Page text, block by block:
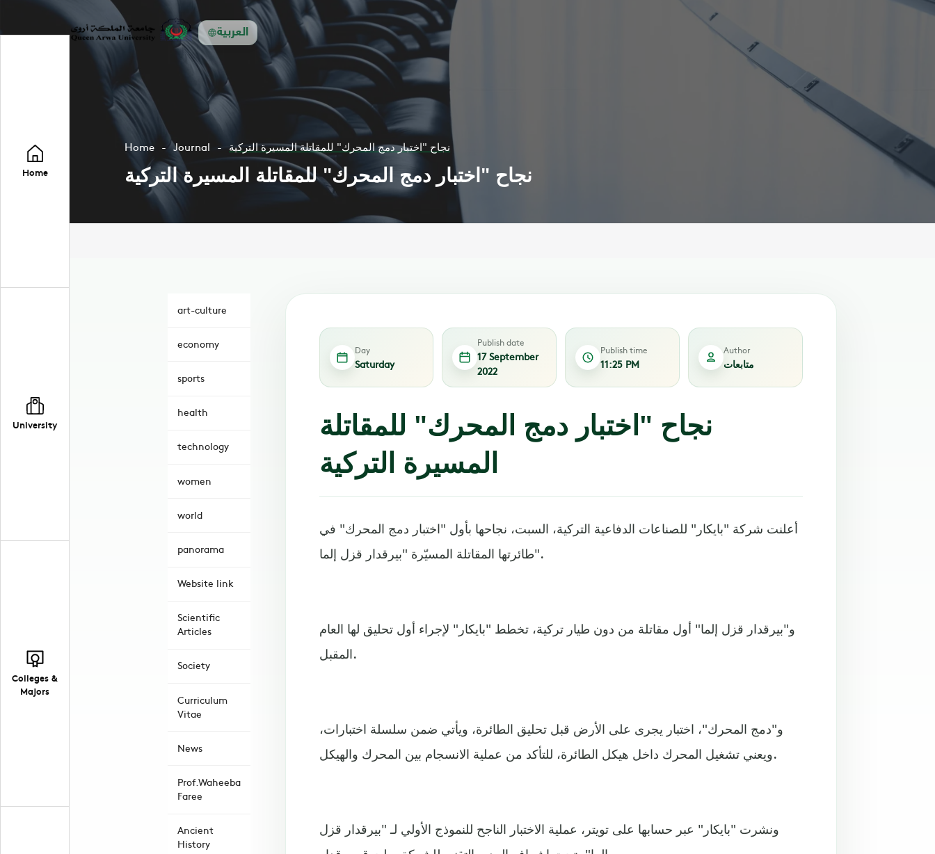
العربية
Home
University
Colleges &
Majors
Home Journal نجاح "اختبار دمج المحرك" للمقاتلة المسيرة التركية
نجاح "اختبار دمج المحرك" للمقاتلة المسيرة التركية
art-culture
economy
sports
health
technology
women
world
panorama
Website link
Scientific
Articles
Society
Curriculum
Vitae
News
Prof.Waheeba
Faree
Ancient
History
Day
Saturday
Publish date
17 September
2022
Publish time
11:25 PM
Author
متابعات
نجاح "اختبار دمج المحرك" للمقاتلة
المسيرة التركية
أعلنت شركة "بايكار" للصناعات الدفاعية التركية، السبت، نجاحها بأول "اختبار دمج المحرك" في
طائرتها المقاتلة المسيّرة "بيرقدار قزل إلما".
و"بيرقدار قزل إلما" أول مقاتلة من دون طيار تركية، تخطط "بايكار" لإجراء أول تحليق لها العام
المقبل.
و"دمج المحرك"، اختبار يجرى على الأرض قبل تحليق الطائرة، ويأتي ضمن سلسلة اختبارات،
ويعني تشغيل المحرك داخل هيكل الطائرة، للتأكد من عملية الانسجام بين المحرك والهيكل.
ونشرت "بايكار" عبر حسابها على تويتر، عملية الاختبار الناجح للنموذج الأولي لـ "بيرقدار قزل